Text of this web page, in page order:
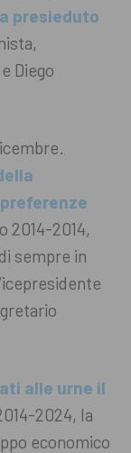
presieduto
Diego
2014-2014,
sempre in
alle urne il
2024, la
economico